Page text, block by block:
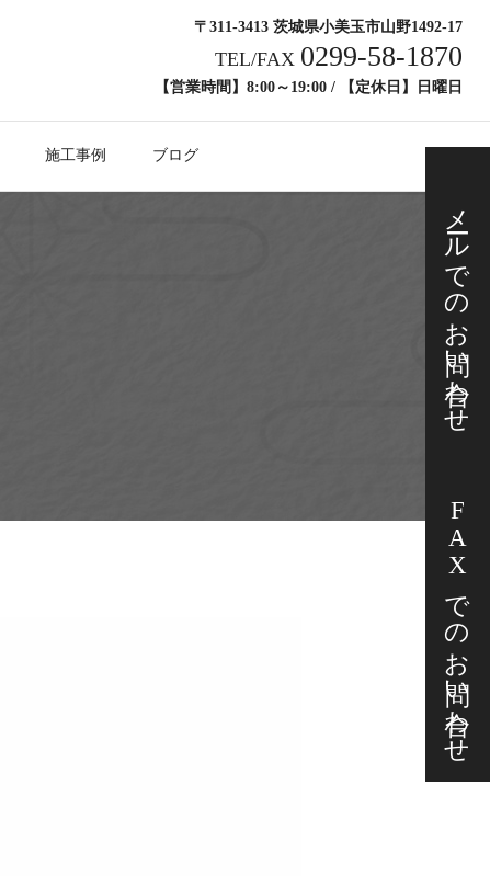
〒311-3413 茨城県小美玉市山野1492-17
TEL/FAX 0299-58-1870
【営業時間】8:00～19:00 / 【定休日】日曜日
施工事例 ブログ
メールでの
お問い合わせ
FAXでの
お問い合わせ